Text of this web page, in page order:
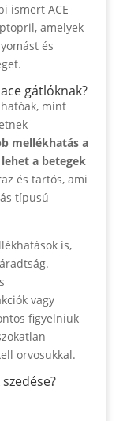
ismert ACE
amelyek
és
gátlóknak?
mint
mellékhatás a
a betegek
és tartós, ami
típusú
is,
vagy
figyelniük
orvosukkal.